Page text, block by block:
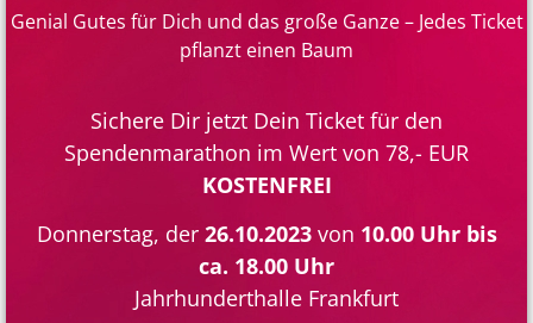
Genial Gutes für Dich und das große Ganze – Jedes Ticket
pflanzt einen Baum
Sichere Dir jetzt Dein Ticket für den
Spendenmarathon im Wert von 78,- EUR
KOSTENFREI
Donnerstag, der 26.10.2023von 10.00 Uhr bis
ca. 18.00 Uhr
Jahrhunderthalle Frankfurt